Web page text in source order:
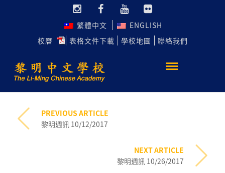
繁體中文
ENGLISH
校曆
表格文件下載 學校地圖 聯絡我們
PREVIOUS ARTICLE
黎明週訊 10/12/2017
NEXT ARTICLE
黎明週訊 10/26/2017